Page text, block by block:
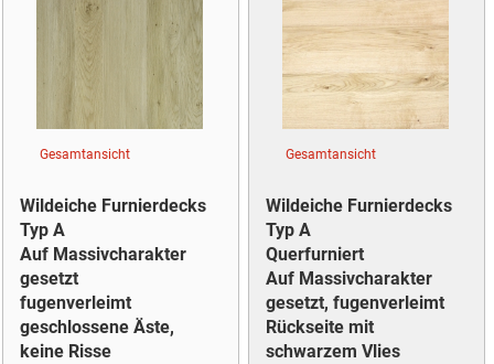
Gesamtansicht
Wildeiche Furnierdecks
Typ A
Auf Massivcharakter
gesetzt
fugenverleimt
geschlossene Äste,
keine Risse
Gesamtansicht
Wildeiche Furnierdecks
Typ A
Querfurniert
Auf Massivcharakter
gesetzt, fugenverleimt
Rückseite mit
schwarzem Vlies